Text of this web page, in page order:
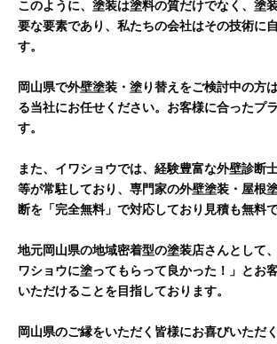
このように、塗装は塗料の質だけでなく、塗
要な要素であり、私たちの会社はその技術に
す。
岡山県で外壁塗装・塗り替えをご検討中の方
る当社にお任せください。お客様に合ったプ
す。
また、イワショウでは、経験豊富な外壁診断
等が常駐しており、専門家の外壁塗装・屋根
断を「完全無料」で対応しており見積も無料で
地元岡山県の地域密着型の塗装店さんとして
ワショウに塗ってもらって良かった！」とお
いただけることを目指しております。
岡山県のご縁をいただく皆様にお喜びいただ